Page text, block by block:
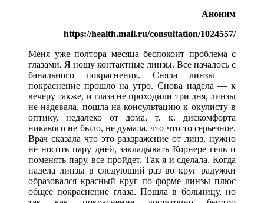
Аноним
https://health.mail.ru/consultation/1024557/
Меня уже полтора месяца беспокоит проблема с
глазами. Я ношу контактные линзы. Все началось с
банального покраснения. Сняла линзы —
покраснение прошло на утро. Снова надела — к
вечеру также, и глаза не проходили три дня, линзы
не надевала, пошла на консультацию к окулисту в
оптику, недалеко от дома, т. к. дискомфорта
никакого не было, не думала, что что-то серьезное.
Врач сказала что это раздражение от линз, нужно
не носить пару дней, закладывать Корнере гель и
поменять пару, все пройдет. Так я и сделала. Когда
надела линзы в следующий раз во круг радужки
образовался красный круг по форме линзы плюс
общее покраснение глаза. Пошла в больницу, но